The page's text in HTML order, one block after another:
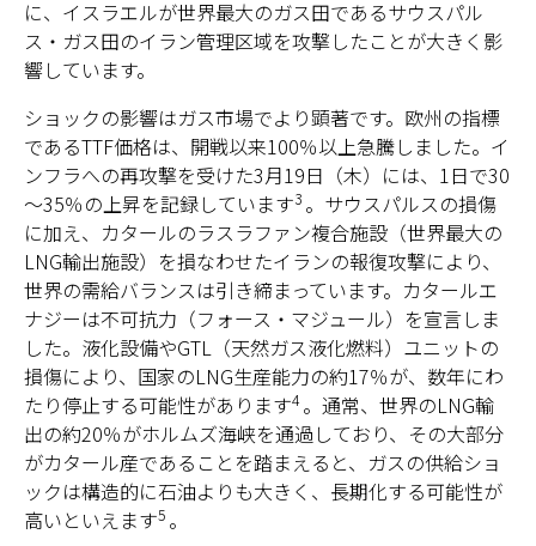
に、イスラエルが世界最大のガス田であるサウスパル
ス・ガス田のイラン管理区域を攻撃したことが大きく影
響しています。
ショックの影響はガス市場でより顕著です。欧州の指標
であるTTF価格は、開戦以来100％以上急騰しました。イ
ンフラへの再攻撃を受けた3月19日（木）には、1日で30
～35％の上昇を記録しています3 。サウスパルスの損傷
に加え、カタールのラスラファン複合施設（世界最大の
LNG輸出施設）を損なわせたイランの報復攻撃により、
世界の需給バランスは引き締まっています。カタールエ
ナジーは不可抗力（フォース・マジュール）を宣言しま
した。液化設備やGTL（天然ガス液化燃料）ユニットの
損傷により、国家のLNG生産能力の約17％が、数年にわ
たり停止する可能性があります4 。通常、世界のLNG輸
出の約20％がホルムズ海峡を通過しており、その大部分
がカタール産であることを踏まえると、ガスの供給ショ
ックは構造的に石油よりも大きく、長期化する可能性が
高いといえます5 。